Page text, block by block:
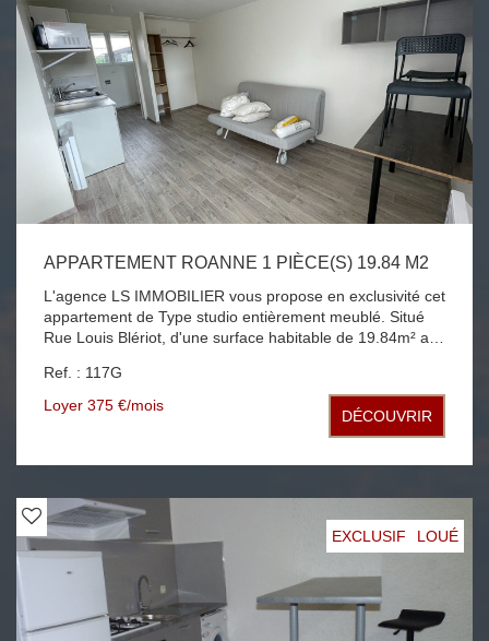
APPARTEMENT ROANNE 1 PIÈCE(S) 19.84 M2
L'agence LS IMMOBILIER vous propose en exclusivité cet
appartement de Type studio entièrement meublé. Situé
Rue Louis Blériot, d'une surface habitable de 19.84m² au
vie de 15 m² ouverte sur un coin cuisine comprenant
plaques de cuisson; micro onde; un frigo et un salle d'eau
avec WC. Une buanderie avec lave linge et sèche linge
accessible aux locataires complète ce bien. Chauffage
individuel électrique. Loyer 350 € + 20 € de forfait de
Ref. : 117G
Loyer 375 €/mois
DÉCOUVRIR
EXCLUSIF LOUÉ